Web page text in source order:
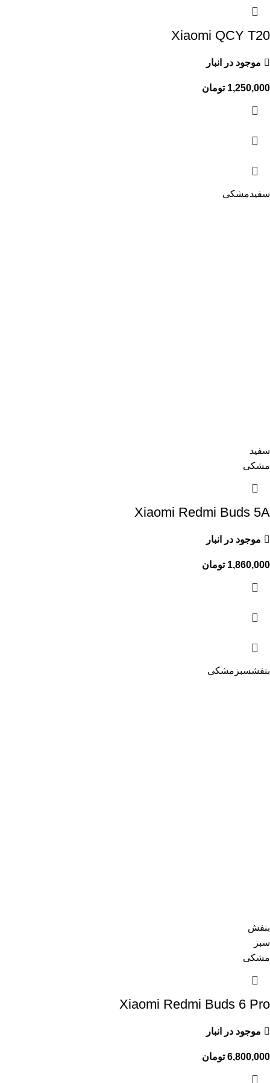
Xiaomi QCY T20
موجود در انبار
1,250,000 تومان
سفیدمشکی
سفید
مشکی
Xiaomi Redmi Buds 5A
موجود در انبار
1,860,000 تومان
بنفشسبز مشکی
بنفش
سبز
مشکی
Xiaomi Redmi Buds 6 Pro
موجود در انبار
6,800,000 تومان